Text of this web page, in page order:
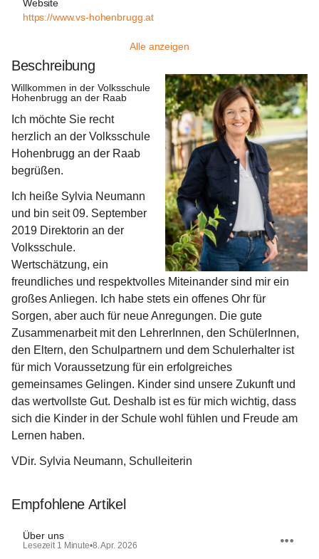
Website
https://www.vs-hohenbrugg.at
Alle anzeigen
Beschreibung
Willkommen in der Volksschule
Hohenbrugg an der Raab
Ich möchte Sie recht
herzlich an der Volksschule
Hohenbrugg an der Raab
begrüßen.
Ich heiße Sylvia Neumann
und bin seit 09. September
2019 Direktorin an der
Volksschule.
Wertschätzung, ein
freundliches und respektvolles Miteinander sind mir ein
großes Anliegen. Ich habe stets ein offenes Ohr für
Sorgen, aber auch für neue Anregungen. Die gute
Zusammenarbeit mit den LehrerInnen, den SchülerInnen,
den Eltern, den Schulpartnern und dem Schulerhalter ist
für mich Voraussetzung für ein erfolgreiches
gemeinsames Gelingen. Kinder sind unsere Zukunft und
das wertvollste Gut. Deshalb ist es für mich wichtig, dass
sich die Kinder in der Schule wohl fühlen und Freude am
Lernen haben.
VDir. Sylvia Neumann, Schulleiterin
Empfohlene Artikel
Über uns
Lesezeit 1 Minute•8. Apr. 2026